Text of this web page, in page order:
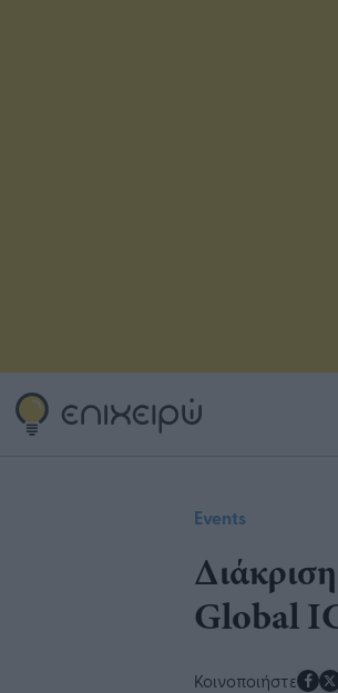
Events
Global
Κοινοποιήστε